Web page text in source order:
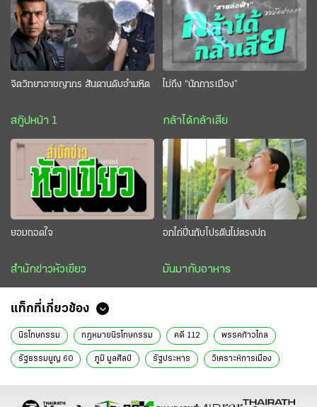
จิตวิทยาอาชญากร สันดานดิบอำมหิต
สกู๊ปหน้า 1
ไม่ถึง “นักการเมือง”
กล้าได้กล้าเสีย
ยอมถอดใจ
สำนักข่าวหัวเขียว
อกไก่ปั่นกับโปรตีนไม่ตรงปก
มันมากับอาหาร
แท็กที่เกี่ยวข้อง
นิรโทษกรรม กฎหมายนิรโทษกรรม คดี 112 พรรคก้าวไกล
รัฐธรรมนูญ 60 ภูมิ มูลศิลป์ รัฐประหาร วิเคราะห์การเมือง